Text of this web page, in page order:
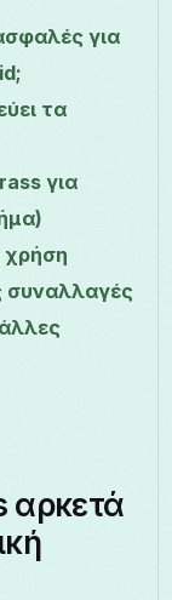
για
τα
για
χρήση
συναλλαγές
αρκετά